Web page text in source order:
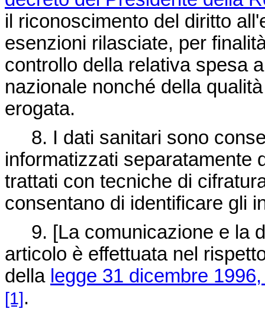
il riconoscimento del diritto
esenzioni rilasciate, per
controllo della relativa spesa
nazionale nonché della
erogata.
8. I dati sanitari sono
informatizzati separatamente
trattati con tecniche di
consentano di identificare gli
9. [La comunicazione e la
articolo è effettuata nel
della legge 31 dicembre
[1].